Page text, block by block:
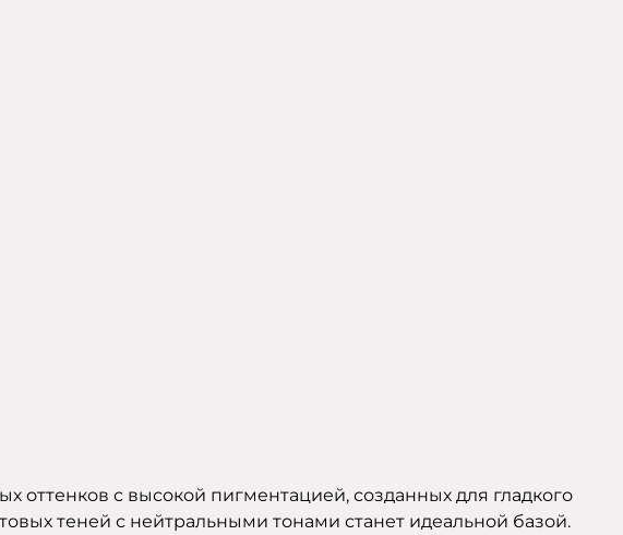
оттенков с высокой пигментацией, созданных для гладкого
теней с нейтральными тонами станет идеальной базой.